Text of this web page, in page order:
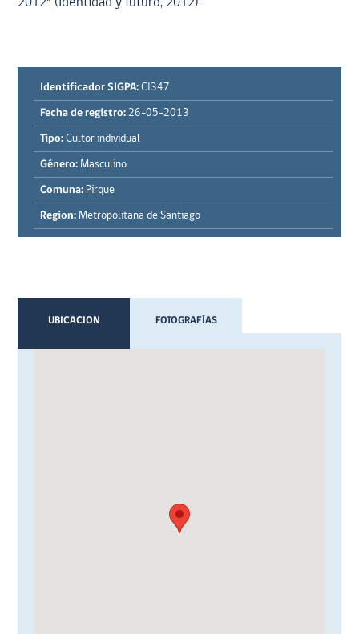
2012” (Identidad y futuro, 2012).
Identificador SIGPA: CI347
Fecha de registro: 26-05-2013
Tipo: Cultor individual
Género: Masculino
Comuna: Pirque
Region: Metropolitana de Santiago
UBICACION FOTOGRAFÍAS